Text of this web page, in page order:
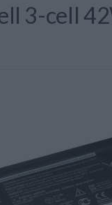
3-cell